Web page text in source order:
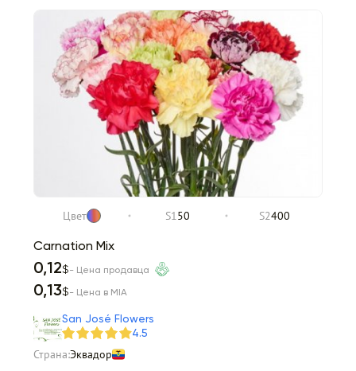
Цвет S150 S2400
Carnation Mix
0,12$- Цена продавца
0,13$- Цена в MIA
San José Flowers
4.5
Страна:Эквадор